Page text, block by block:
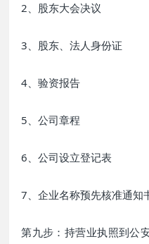
2、股东大会决议
3、股东、法人身份证
4、验资报告
5、公司章程
6、公司设立登记表
7、企业名称预先核准通知
第九步：持营业执照到公